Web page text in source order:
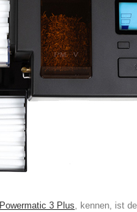
Powermatic 3 Plus, kennen, ist